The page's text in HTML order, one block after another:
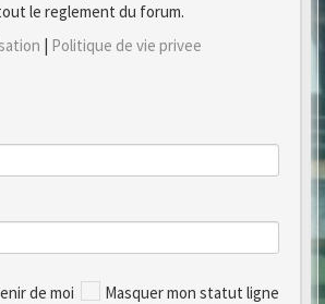
le reglement du forum.
| Politique de vie privee
de moi Masquer mon statut ligne